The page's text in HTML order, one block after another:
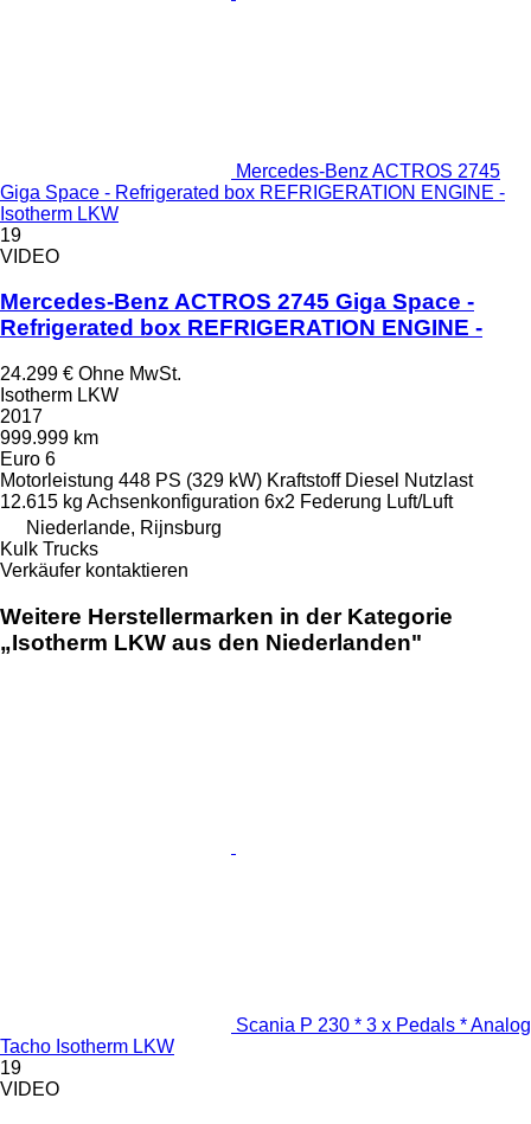
Mercedes-Benz ACTROS 2745
Giga Space - Refrigerated box REFRIGERATION ENGINE -
Isotherm LKW
19
VIDEO
Mercedes-Benz ACTROS 2745 Giga Space -
Refrigerated box REFRIGERATION ENGINE -
24.299 € Ohne MwSt.
Isotherm LKW
2017
999.999 km
Euro 6
Motorleistung 448 PS (329 kW) Kraftstoff Diesel Nutzlast
12.615 kg Achsenkonfiguration 6x2 Federung Luft/Luft
Niederlande, Rijnsburg
Kulk Trucks
Verkäufer kontaktieren
Weitere Herstellermarken in der Kategorie
„Isotherm LKW aus den Niederlanden"
Scania P 230 * 3 x Pedals * Analog
Tacho Isotherm LKW
19
VIDEO